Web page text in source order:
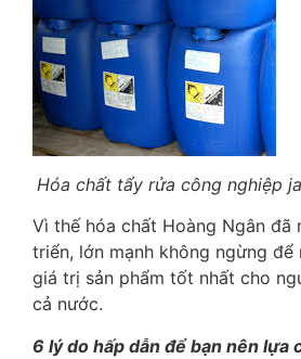
Hóa chất tẩy rửa công nghiệp
Vì thế hóa chất Hoàng Ngân đã
triển, lớn mạnh không ngừng để
giá trị sản phẩm tốt nhất cho
cả nước.
6 lý do hấp dẫn để bạn nên lựa